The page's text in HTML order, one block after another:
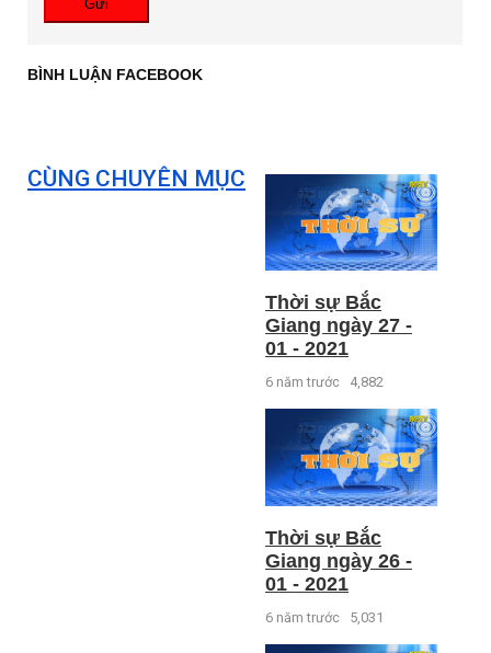
Gửi
BÌNH LUẬN FACEBOOK
CÙNG CHUYÊN MỤC
Thời sự Bắc
Giang ngày 27 -
01 - 2021
6 năm trước 4,882
Thời sự Bắc
Giang ngày 26 -
01 - 2021
6 năm trước 5,031